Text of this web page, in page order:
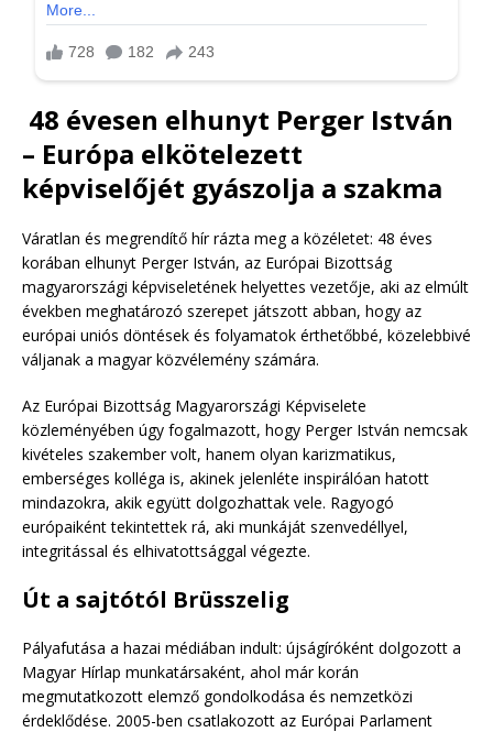
48 évesen elhunyt Perger István
– Európa elkötelezett
képviselőjét gyászolja a szakma
Váratlan és megrendítő hír rázta meg a közéletet: 48 éves
korában elhunyt Perger István, az Európai Bizottság
magyarországi képviseletének helyettes vezetője, aki az elmúlt
években meghatározó szerepet játszott abban, hogy az
európai uniós döntések és folyamatok érthetőbbé, közelebbivé
váljanak a magyar közvélemény számára.
Az Európai Bizottság Magyarországi Képviselete
közleményében úgy fogalmazott, hogy Perger István nemcsak
kivételes szakember volt, hanem olyan karizmatikus,
emberséges kolléga is, akinek jelenléte inspirálóan hatott
mindazokra, akik együtt dolgozhattak vele. Ragyogó
európaiként tekintettek rá, aki munkáját szenvedéllyel,
integritással és elhivatottsággal végezte.
Út a sajtótól Brüsszelig
Pályafutása a hazai médiában indult: újságíróként dolgozott a
Magyar Hírlap munkatársaként, ahol már korán
megmutatkozott elemző gondolkodása és nemzetközi
érdeklődése. 2005-ben csatlakozott az Európai Parlament